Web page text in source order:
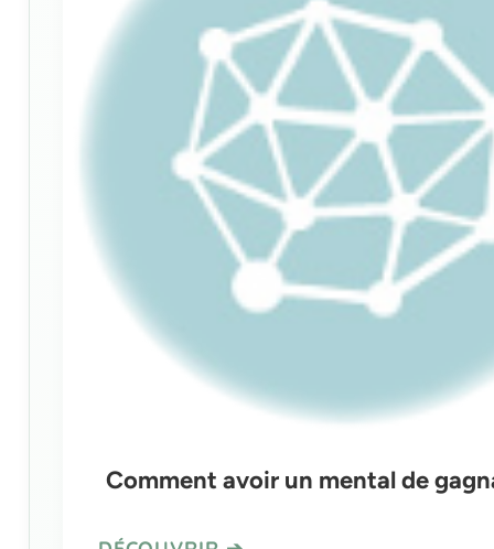
Comment avoir un mental de